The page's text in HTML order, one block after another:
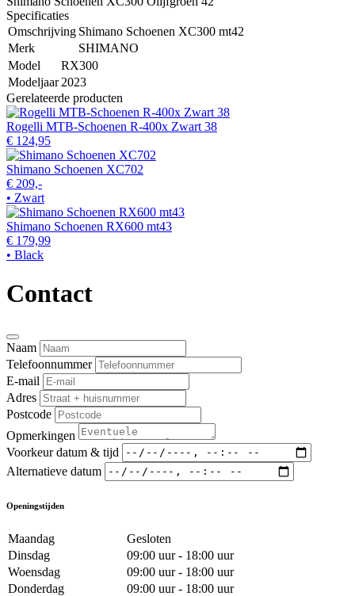
Specificaties
Omschrijving Shimano Schoenen XC300 mt42
Merk
SHIMANO
Model
RX300
Modeljaar 2023
Gerelateerde producten
Rogelli MTB-Schoenen R-400x Zwart 38
€ 124,95
Shimano Schoenen XC702
€ 209,-
• Zwart
Shimano Schoenen RX600 mt43
€ 179,99
• Black
Contact
Naam
Telefoonnummer
E-mail
Adres
Postcode
Opmerkingen
Voorkeur datum & tijd
Alternatieve datum
Openingstijden
Maandag
Gesloten
Dinsdag
09:00 uur - 18:00 uur
Woensdag
09:00 uur - 18:00 uur
Donderdag
09:00 uur - 18:00 uur